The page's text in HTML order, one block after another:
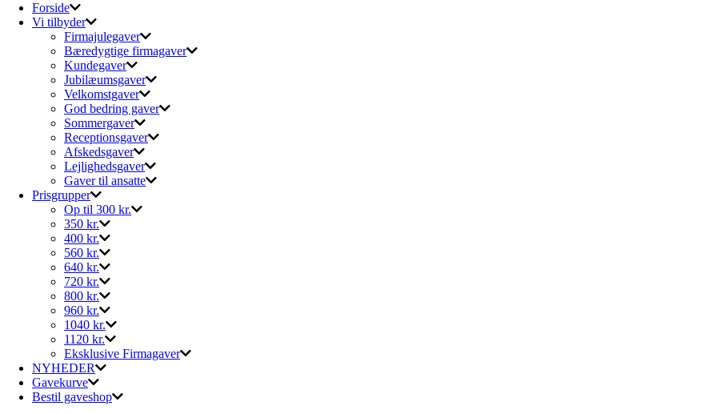
Forside
Vi tilbyder
Firmajulegaver
Bæredygtige firmagaver
Kundegaver
Jubilæumsgaver
Velkomstgaver
God bedring gaver
Sommergaver
Receptionsgaver
Afskedsgaver
Lejlighedsgaver
Gaver til ansatte
Prisgrupper
Op til 300 kr.
350 kr.
400 kr.
560 kr.
640 kr.
720 kr.
800 kr.
960 kr.
1040 kr.
1120 kr.
Eksklusive Firmagaver
NYHEDER
Gavekurve
Bestil gaveshop